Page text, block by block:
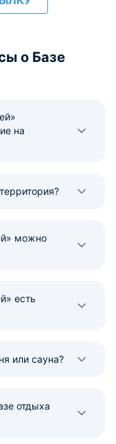
о Базе
на
можно
есть
или сауна?
отдыха